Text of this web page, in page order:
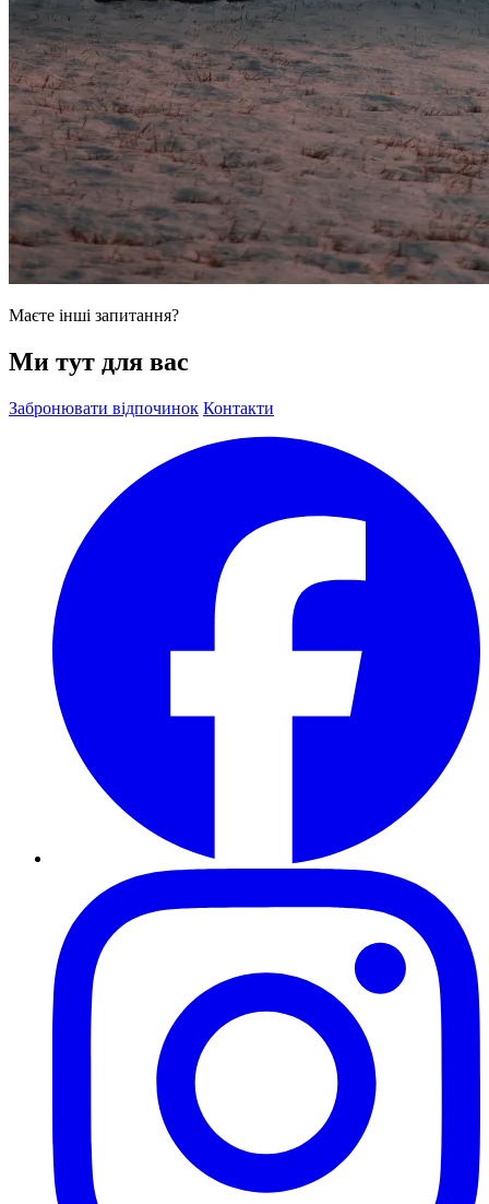
Маєте інші запитання?
Ми тут для вас
Забронювати відпочинок Контакти